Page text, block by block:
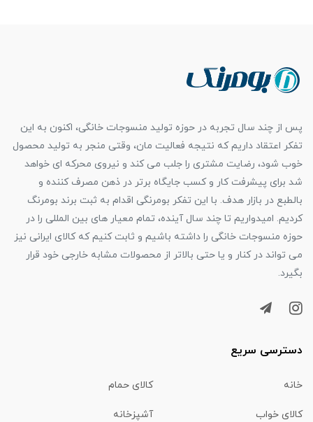
پس از چند سال تجربه در حوزه تولید منسوجات خانگی، اکنون به این
تفکر اعتقاد داریم که نتیجه فعالیت مان، وقتی منجر به تولید محصول
خوب شود، رضایت مشتری را جلب می کند و نیروی محرکه ای خواهد
شد برای پیشرفت کار و کسب جایگاه برتر در ذهن مصرف کننده و
بالطبع در بازار هدف. با این تفکر بومرنگی اقدام به ثبت برند بومرنگ
کردیم. امیدواریم تا چند سال آینده، تمام معیار های بین المللی را در
حوزه منسوجات خانگی را داشته باشیم و ثابت کنیم که کالای ایرانی نیز
می تواند در کنار و یا حتی بالاتر از محصولات مشابه خارجی خود قرار
بگیرد.
دسترسی سریع
خانه کالای حمام
کالای خواب آشپزخانه